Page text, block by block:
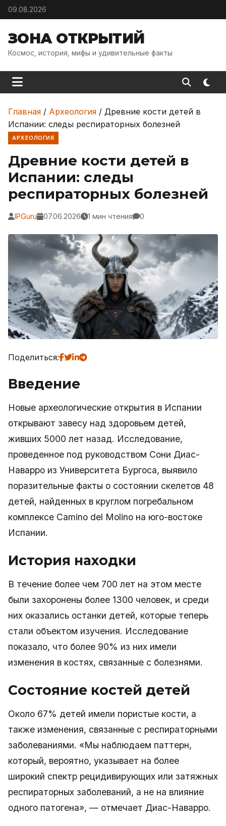
Skip to content
09.08.2026
ЗОНА ОТКРЫТИЙ
Космос, история, мифы и удивительные факты
Главная / Археология / Древние кости детей в
Испании: следы респираторных болезней
АРХЕОЛОГИЯ
Древние кости детей в
Испании: следы
респираторных болезней
IPGuru 07.06.2026 1 мин чтения 0
Поделиться:
Введение
Новые археологические открытия в Испании
открывают завесу над здоровьем детей,
живших 5000 лет назад. Исследование,
проведенное под руководством Сони Диас-
Наварро из Университета Бургоса, выявило
поразительные факты о состоянии скелетов 48
детей, найденных в круглом погребальном
комплексе Camino del Molino на юго-востоке
Испании.
История находки
В течение более чем 700 лет на этом месте
были захоронены более 1300 человек, и среди
них оказались останки детей, которые теперь
стали объектом изучения. Исследование
показало, что более 90% из них имели
изменения в костях, связанные с болезнями.
Состояние костей детей
Около 67% детей имели пористые кости, а
также изменения, связанные с респираторными
заболеваниями. «Мы наблюдаем паттерн,
который, вероятно, указывает на более
широкий спектр рецидивирующих или затяжных
респираторных заболеваний, а не на влияние
одного патогена», — отмечает Диас-Наварро.